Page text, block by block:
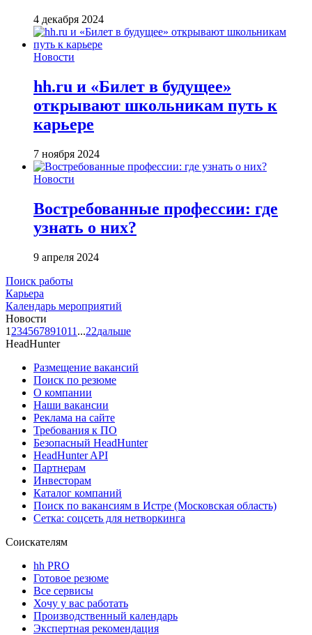
4 декабря 2024
Новости
hh.ru и «Билет в будущее»
открывают школьникам путь к
карьере
7 ноября 2024
Новости
Востребованные профессии: где
узнать о них?
9 апреля 2024
Поиск работы
Карьера
Календарь мероприятий
Новости
1 234567891011 ...22дальше
HeadHunter
Размещение вакансий
Поиск по резюме
О компании
Наши вакансии
Реклама на сайте
Требования к ПО
Безопасный HeadHunter
HeadHunter API
Партнерам
Инвесторам
Каталог компаний
Поиск по вакансиям в Истре (Московская область)
Сетка: соцсеть для нетворкинга
Соискателям
hh PRO
Готовое резюме
Все сервисы
Хочу у вас работать
Производственный календарь
Экспертная рекомендация